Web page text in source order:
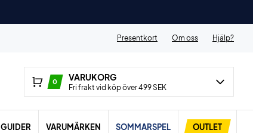
Presentkort Om oss Hjälp?
0 VARUKORG
Fri frakt vid köp över 499 SEK
GUIDER VARUMÄRKEN SOMMARSPEL OUTLET